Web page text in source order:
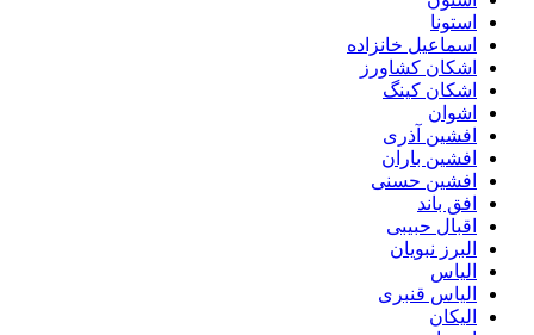
استونا
اسماعیل خانزاده
اشکان کشاورز
اشکان کینگ
اشوان
افشین آذری
افشین باران
افشین حسنی
افق باند
اقبال حبیبی
البرز نبویان
الیاس
الیاس قنبرى
الیکان